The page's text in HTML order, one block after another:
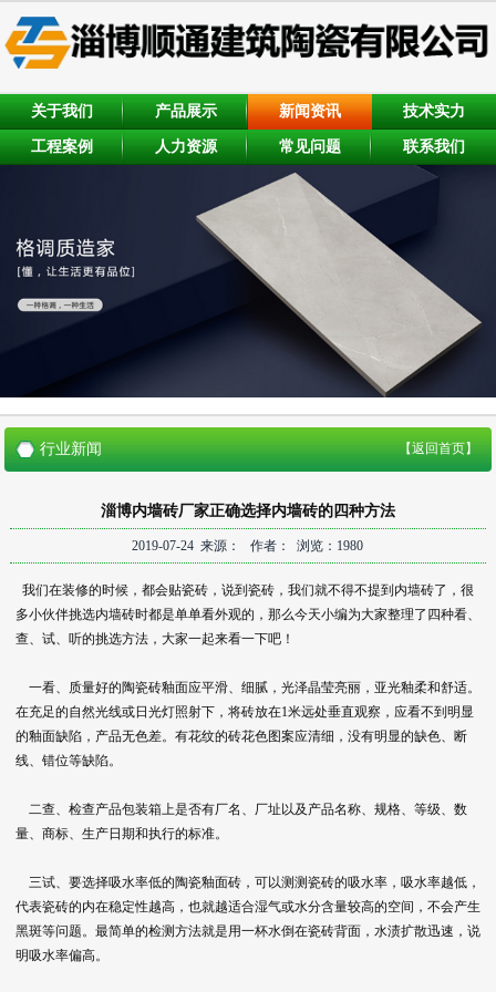
关于我们 产品展示 新闻资讯 技术实力
工程案例 人力资源 常见问题 联系我们
行业新闻 【返回首页】
淄博内墙砖厂家正确选择内墙砖的四种方法
2019-07-24 来源： 作者： 浏览：1980
我们在装修的时候，都会贴瓷砖，说到瓷砖，我们就不得不提到内墙砖了，很
多小伙伴挑选内墙砖时都是单单看外观的，那么今天小编为大家整理了四种看、
查、试、听的挑选方法，大家一起来看一下吧！
一看、质量好的陶瓷砖釉面应平滑、细腻，光泽晶莹亮丽，亚光釉柔和舒适。
在充足的自然光线或日光灯照射下，将砖放在1米远处垂直观察，应看不到明显
的釉面缺陷，产品无色差。有花纹的砖花色图案应清细，没有明显的缺色、断
线、错位等缺陷。
二查、检查产品包装箱上是否有厂名、厂址以及产品名称、规格、等级、数
量、商标、生产日期和执行的标准。
三试、要选择吸水率低的陶瓷釉面砖，可以测测瓷砖的吸水率，吸水率越低，
代表瓷砖的内在稳定性越高，也就越适合湿气或水分含量较高的空间，不会产生
黑斑等问题。最简单的检测方法就是用一杯水倒在瓷砖背面，水渍扩散迅速，说
明吸水率偏高。